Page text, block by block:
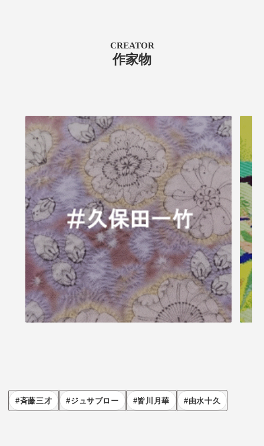
CREATOR
作家物
斉藤三才 ジュサブロー 皆川月華 由水十久